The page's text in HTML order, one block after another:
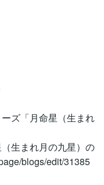
ズ「月命星（生まれ
生まれ月の九星）の
blogs/edit/31385